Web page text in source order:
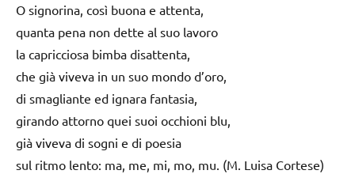
O signorina, così buona e attenta,
quanta pena non dette al suo lavoro
la capricciosa bimba disattenta,
che già viveva in un suo mondo d’oro,
di smagliante ed ignara fantasia,
girando attorno quei suoi occhioni blu,
già viveva di sogni e di poesia
sul ritmo lento: ma, me, mi, mo, mu. (M. Luisa Cortese)